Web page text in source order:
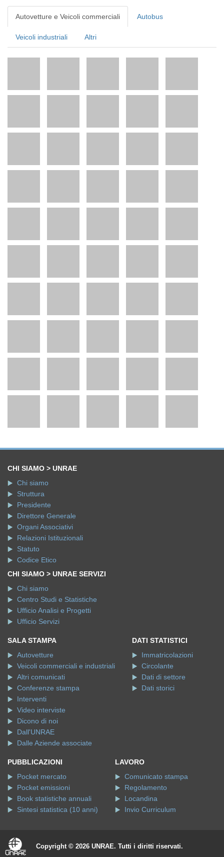
Autovetture e Veicoli commerciali Autobus
Veicoli industriali Altri
CHI SIAMO > UNRAE
Chi siamo
Struttura
Presidente
Direttore Generale
Organi Associativi
Relazioni Istituzionali
Statuto
Codice Etico
CHI SIAMO > UNRAE SERVIZI
Chi siamo
Centro Studi e Statistiche
Ufficio Analisi e Progetti
Ufficio Servizi
SALA STAMPA
Autovetture
Veicoli commerciali e industriali
Altri comunicati
Conferenze stampa
Interventi
Video interviste
Dicono di noi
Dall'UNRAE
Dalle Aziende associate
DATI STATISTICI
Immatricolazioni
Circolante
Dati di settore
Dati storici
PUBBLICAZIONI
Pocket mercato
Pocket emissioni
Book statistiche annuali
Sintesi statistica (10 anni)
LAVORO
Comunicato stampa
Regolamento
Locandina
Invio Curriculum
Copyright © 2026 UNRAE. Tutti i diritti riservati.